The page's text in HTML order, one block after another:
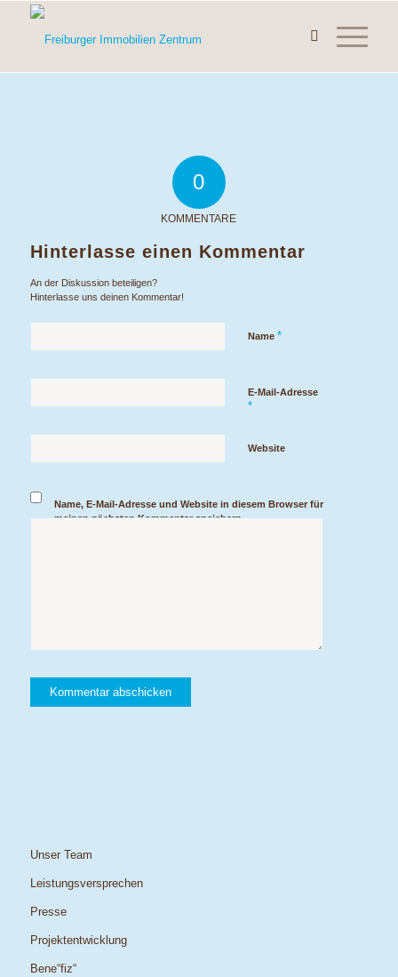
0
KOMMENTARE
Hinterlasse einen Kommentar
An der Diskussion beteiligen?
Hinterlasse uns deinen Kommentar!
Name *
E-Mail-Adresse
*
Website
Name, E-Mail-Adresse und Website in diesem Browser für
meinen nächsten Kommentar speichern.
Unser Team
Leistungsversprechen
Presse
Projektentwicklung
Bene“fiz“